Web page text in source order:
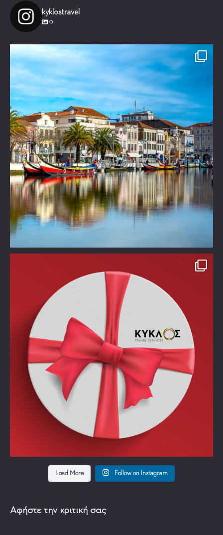
kyklostravel
0
Είστε έτοιμοι για ένα μαγικό ταξίδι!
Load More Follow on Instagram
Αφήστε την κριτική σας